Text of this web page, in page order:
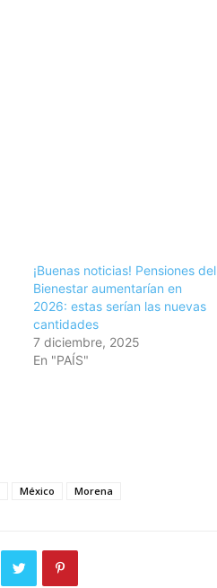
¡Buenas noticias! Pensiones del
Bienestar aumentarían en
2026: estas serían las nuevas
cantidades
7 diciembre, 2025
En "PAÍS"
México Morena